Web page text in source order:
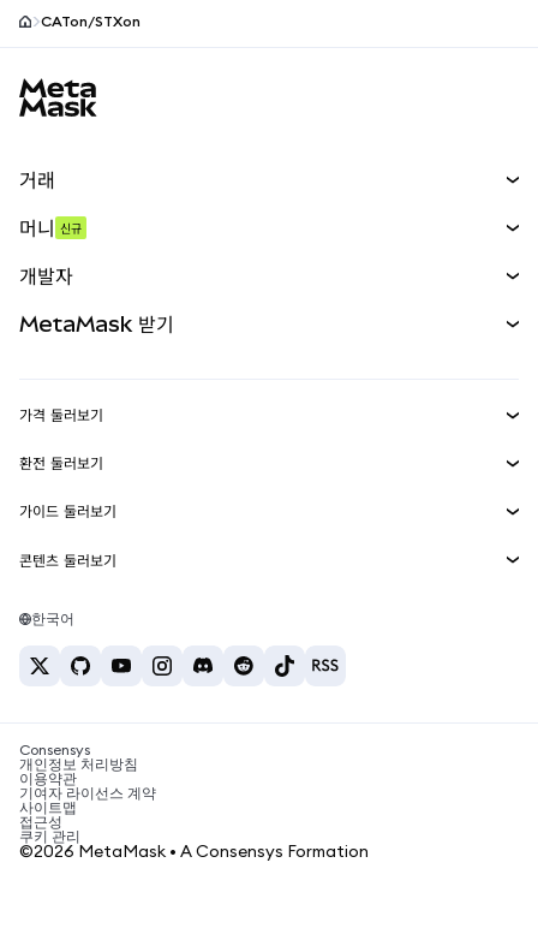
CATon/STXon
거래
무기한 선물
실물자산
머니 신규
개발자
MetaMask Connect
Snaps
웹3 서비스
MetaMask 받기
보안
고객 지원
채용
가격 둘러보기
이더리움 가격
솔라나 가격
테더 가격
환전 둘러보기
ETH를 USD로 환전
USDT를 INR로 환전
BTC를 INR로 환전
ETH를 USDT로 환전
가이드 둘러보기
ETH 매수
USDT 매수
SHIB 매수
BNB 매수
콘텐츠 둘러보기
솔라나 지갑
암호화폐 세금 뉴스
암호화폐 매수 방법
비트코인 매도 방법
한국어
Consensys
개인정보 처리방침
이용약관
기여자 라이선스 계약
사이트맵
접근성
쿠키 관리
©2026 MetaMask • A Consensys Formation